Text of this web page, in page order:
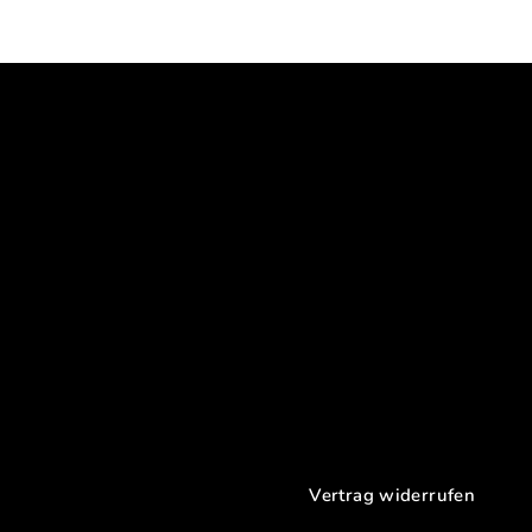
Vertrag widerrufen